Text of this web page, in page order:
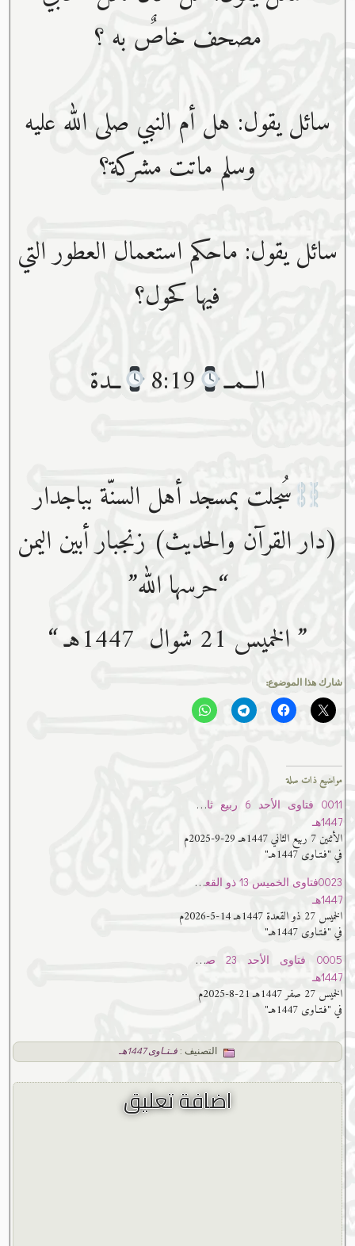
مصحف خاصٌ به ؟
سائل يقول: هل أم النبي صلى الله عليه
وسلم ماتت مشركة؟
سائل يقول: ماحكم استعمال العطور التي
فيها كحول؟
الــمــ
8:19 ــدة
سُجلت بمسجد أهل السنّة بباجدار
(دار القرآن والحديث) زنجبار أبين اليمن
“حرسها ﷲ”
” الخميس 21 شوال 1447هـ “
شارك هذا الموضوع:
مواضيع ذات صلة
0011 فتاوى الأحد 6 ربيع ثاني
1447هـ
الأثنين 7 ربيع الثاني 1447هـ 29-9-2025م
في "فـتـاوى 1447هـ"
0023فتاوى الخميس 13 ذو القعدة
1447هـ
الخميس 27 ذو القعدة 1447هـ 14-5-2026م
في "فـتـاوى 1447هـ"
0005 فتاوى الأحد 23 صفر
1447هـ
الخميس 27 صفر 1447هـ 21-8-2025م
في "فـتـاوى 1447هـ"
التصنيف : فـتـاوى 1447هـ
اضافة تعليق